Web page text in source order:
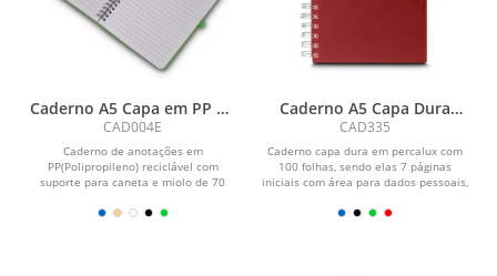
Caderno A5 Capa em PP de
anotações
CAD004E
Caderno de anotações em
PP(Polipropileno) reciclável com
suporte para caneta e miolo de 70
Caderno A5 Capa Dura
Percalux
CAD335
Caderno capa dura em percalux com
100 folhas, sendo elas 7 páginas
iniciais com área para dados pessoais,